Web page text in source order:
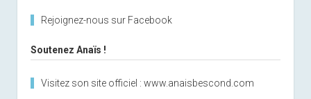
Rejoignez-nous sur Facebook
Soutenez Anaïs !
Visitez son site officiel : www.anaisbescond.com